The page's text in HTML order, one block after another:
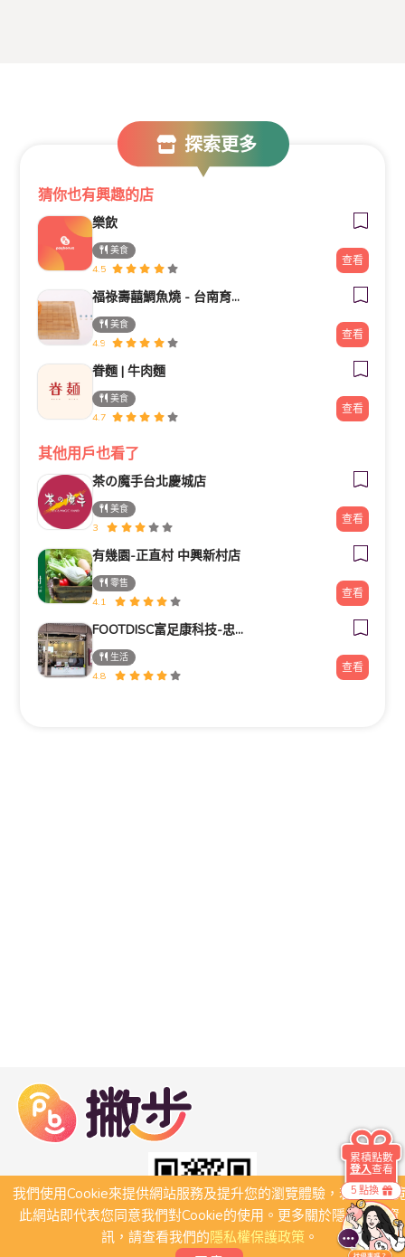
探索更多
猜你也有興趣的店
樂飲
美食
4.5
查看
福祿壽囍鯛魚燒 - 台南育樂店
美食
4.9
查看
眷麵 | 牛肉麵
美食
4.7
查看
其他用戶也看了
茶の魔手台北慶城店
美食
3
查看
有幾園-正直村 中興新村店
零售
4.1
查看
FOOTDISC富足康科技-忠孝直營門市
生活
4.8
查看
我們使用Cookie來提供網站服務及提升您的瀏覽體驗，若繼續瀏
此網站即代表您同意我們對Cookie的使用。更多關於隱私保護資
訊，請查看我們的隱私權保護政策。
5 點換
累積點數
登入查看